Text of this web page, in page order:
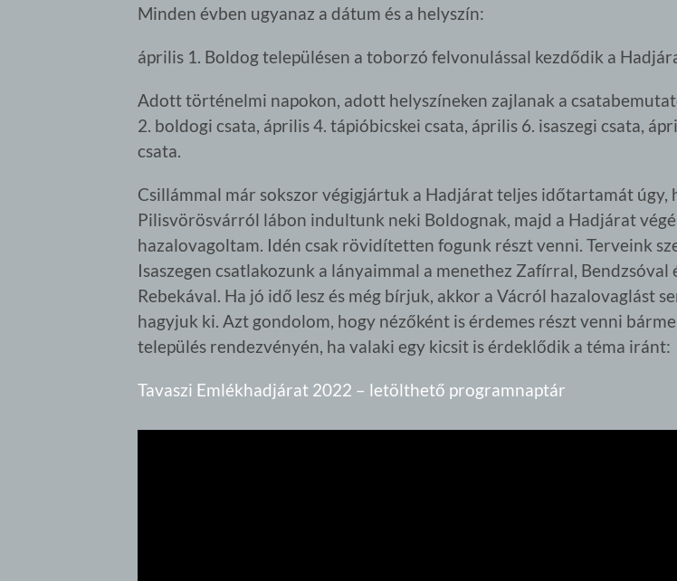
Minden évben ugyanaz a dátum és a helyszín:
április 1. Boldog településen a toborzó felvonulással kezdődik a
Adott történelmi napokon, adott helyszíneken zajlanak a
2. boldogi csata, április 4. tápióbicskei csata, április 6. isaszegi csata,
csata.
Csillámmal már sokszor végigjártuk a Hadjárat teljes időtartamát úgy,
Pilisvörösvárról lábon indultunk neki Boldognak, majd a Hadjárat
hazalovagoltam. Idén csak rövidítetten fogunk részt venni. Terveink
Isaszegen csatlakozunk a lányaimmal a menethez Zafírral, Bendzsóval
Rebekával. Ha jó idő lesz és még bírjuk, akkor a Vácról hazalovaglást
hagyjuk ki. Azt gondolom, hogy nézőként is érdemes részt venni
település rendezvényén, ha valaki egy kicsit is érdeklődik a téma iránt:
Tavaszi Emlékhadjárat 2022 – letölthető programnaptár